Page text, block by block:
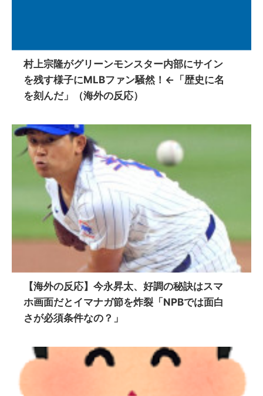
村上宗隆がグリーンモンスター内部にサイン
を残す様子にMLBファン騒然！←「歴史に名
を刻んだ」（海外の反応）
【海外の反応】今永昇太、好調の秘訣はスマ
ホ画面だとイマナガ節を炸裂「NPBでは面白
さが必須条件なの？」